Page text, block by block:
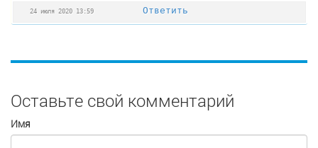
24 июля 2020 13:59 Ответить
Оставьте свой комментарий
Имя